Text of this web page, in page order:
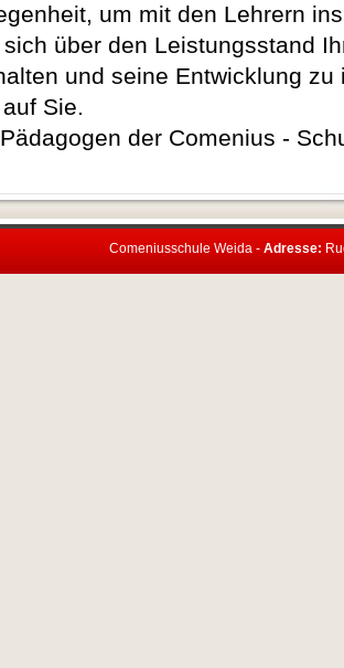
um mit den Lehrern
sich über den Leistungsstand
und seine Entwicklung zu
Sie.
der Comenius -
Comeniusschule Weida - Adresse: